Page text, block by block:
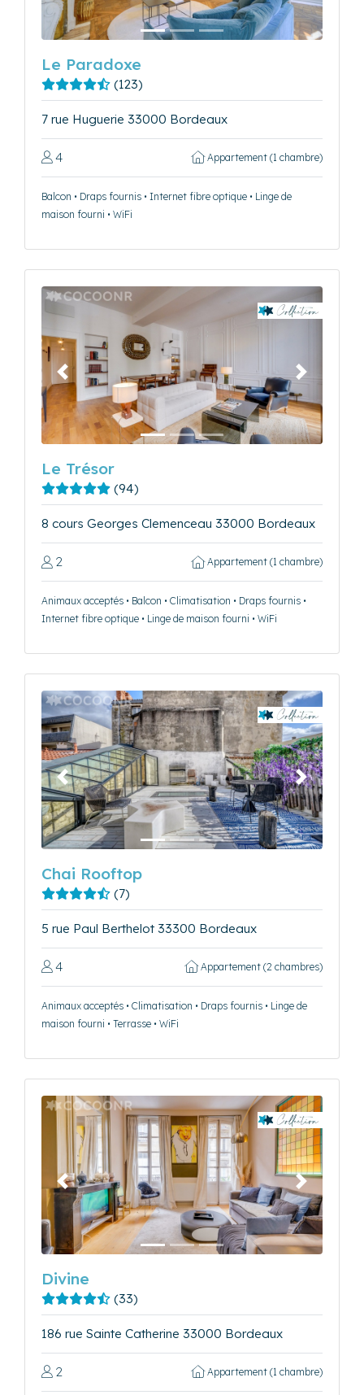
Le Paradoxe
(123)
7 rue Huguerie 33000 Bordeaux
4 Appartement (1 chambre)
Balcon • Draps fournis • Internet fibre optique • Linge de
maison fourni • WiFi
Précédent Suivant
Le Trésor
(94)
8 cours Georges Clemenceau 33000 Bordeaux
2 Appartement (1 chambre)
Animaux acceptés • Balcon • Climatisation • Draps fournis •
Internet fibre optique • Linge de maison fourni • WiFi
Précédent Suivant
Chai Rooftop
(7)
5 rue Paul Berthelot 33300 Bordeaux
4 Appartement (2 chambres)
Animaux acceptés • Climatisation • Draps fournis • Linge de
maison fourni • Terrasse • WiFi
Précédent Suivant
Divine
(33)
186 rue Sainte Catherine 33000 Bordeaux
2 Appartement (1 chambre)